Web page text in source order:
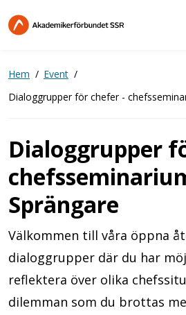
till
Hem
Event
Dialoggrupper för chefer -
Dialoggrupper
Sprängare
Välkommen till våra öppna
dialoggrupper där du har
reflektera över olika
dilemman som du brottas